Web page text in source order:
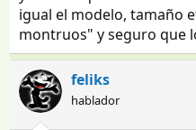
igual el modelo, tamaño
montruos" y seguro que
feliks
hablador